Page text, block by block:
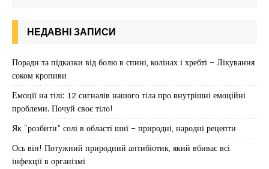
НЕДАВНІ ЗАПИСИ
Поради та підказки від болю в спині, колінах і хребті – Лікування
соком кропиви
Емоції на тілі: 12 сигналів нашого тіла про внутрішні емоційні
проблеми. Почуй своє тіло!
Як “розбити” солі в області шиї – природні, народні рецепти
Ось він! Потужний природний антибіотик, який вбиває всі
інфекції в організмі